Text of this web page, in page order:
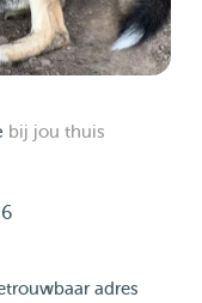
bij jou thuis
adres